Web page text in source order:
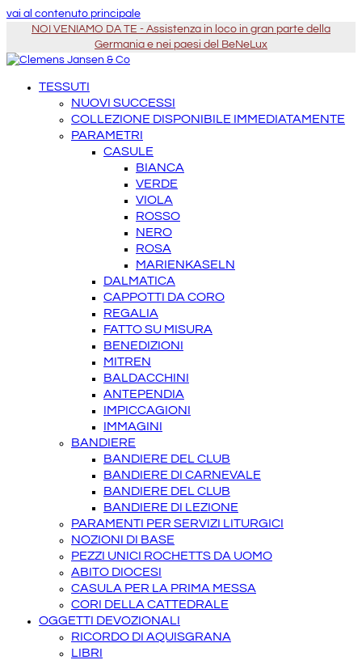
vai al contenuto principale
NOI VENIAMO DA TE - Assistenza in loco in gran parte della
Germania e nei paesi del BeNeLux
TESSUTI
NUOVI SUCCESSI
COLLEZIONE DISPONIBILE IMMEDIATAMENTE
PARAMETRI
CASULE
BIANCA
VERDE
VIOLA
ROSSO
NERO
ROSA
MARIENKASELN
DALMATICA
CAPPOTTI DA CORO
REGALIA
FATTO SU MISURA
BENEDIZIONI
MITREN
BALDACCHINI
ANTEPENDIA
IMPICCAGIONI
IMMAGINI
BANDIERE
BANDIERE DEL CLUB
BANDIERE DI CARNEVALE
BANDIERE DEL CLUB
BANDIERE DI LEZIONE
PARAMENTI PER SERVIZI LITURGICI
NOZIONI DI BASE
PEZZI UNICI ROCHETTS DA UOMO
ABITO DIOCESI
CASULA PER LA PRIMA MESSA
CORI DELLA CATTEDRALE
OGGETTI DEVOZIONALI
RICORDO DI AQUISGRANA
LIBRI